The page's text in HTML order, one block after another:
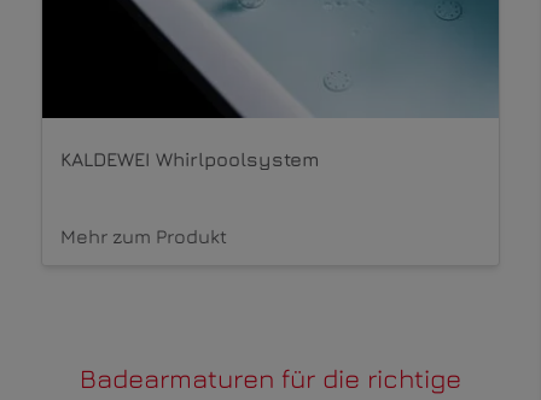
KALDEWEI Whirlpoolsystem
Mehr zum Produkt
Badearmaturen für die richtige